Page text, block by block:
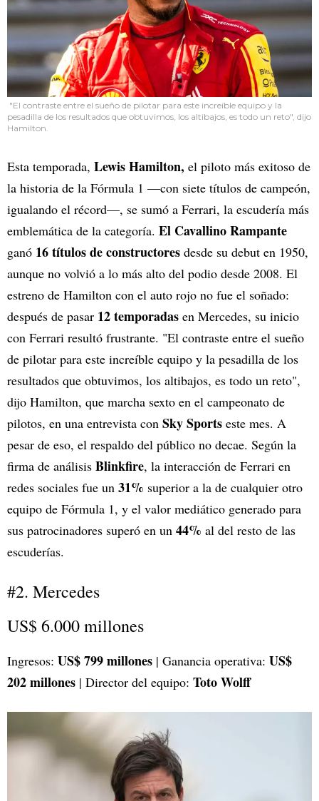
"El contraste entre el sueño de pilotar para este increíble equipo y la
pesadilla de los resultados que obtuvimos, los altibajos, es todo un reto", dijo
Hamilton.
Esta temporada, Lewis Hamilton, el piloto más exitoso de
la historia de la Fórmula 1 —con siete títulos de campeón,
igualando el récord—, se sumó a Ferrari, la escudería más
emblemática de la categoría. El Cavallino Rampante
ganó 16 títulos de constructores desde su debut en 1950,
aunque no volvió a lo más alto del podio desde 2008. El
estreno de Hamilton con el auto rojo no fue el soñado:
después de pasar 12 temporadas en Mercedes, su inicio
con Ferrari resultó frustrante. "El contraste entre el sueño
de pilotar para este increíble equipo y la pesadilla de los
resultados que obtuvimos, los altibajos, es todo un reto",
dijo Hamilton, que marcha sexto en el campeonato de
pilotos, en una entrevista con Sky Sports este mes. A
pesar de eso, el respaldo del público no decae. Según la
firma de análisis Blinkfire, la interacción de Ferrari en
redes sociales fue un 31% superior a la de cualquier otro
equipo de Fórmula 1, y el valor mediático generado para
sus patrocinadores superó en un 44% al del resto de las
escuderías.
#2. Mercedes
US$ 6.000 millones
Ingresos: US$ 799 millones | Ganancia operativa: US$
202 millones | Director del equipo: Toto Wolff